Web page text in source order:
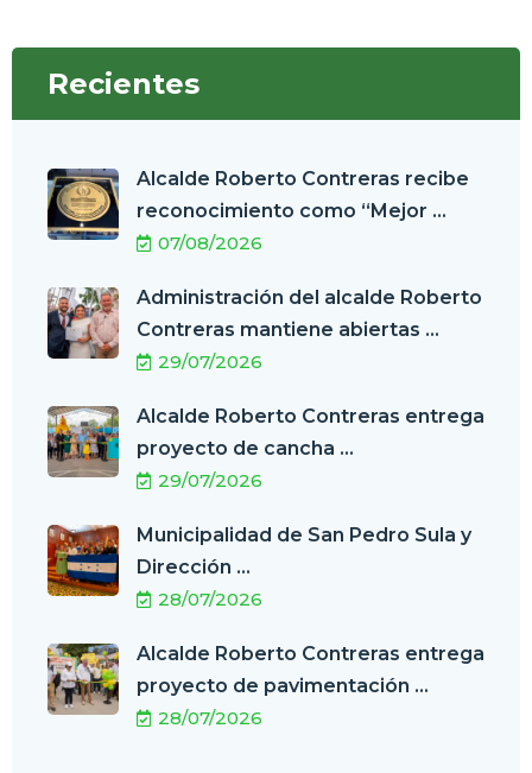
Recientes
Alcalde Roberto Contreras recibe
reconocimiento como “Mejor ...
07/08/2026
Administración del alcalde Roberto
Contreras mantiene abiertas ...
29/07/2026
Alcalde Roberto Contreras entrega
proyecto de cancha ...
29/07/2026
Municipalidad de San Pedro Sula y
Dirección ...
28/07/2026
Alcalde Roberto Contreras entrega
proyecto de pavimentación ...
28/07/2026